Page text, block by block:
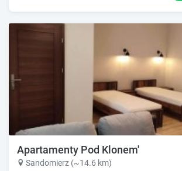
Apartamenty Pod Klonem'
Sandomierz (~14.6 km)